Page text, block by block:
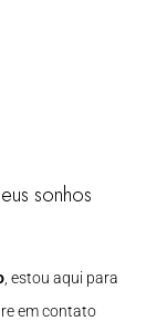
sonhos
, estou aqui para
em contato